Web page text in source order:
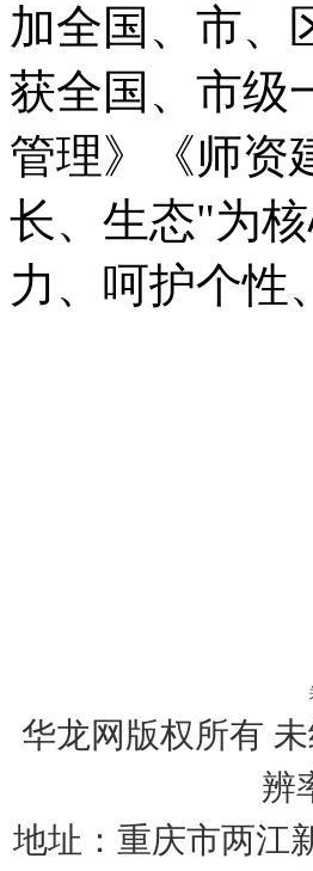
加全国、市、
获全国、市级
管理》《师资
长、生态"为
力、呵护个性
华龙网版权所有
辨
地址：重庆市两江